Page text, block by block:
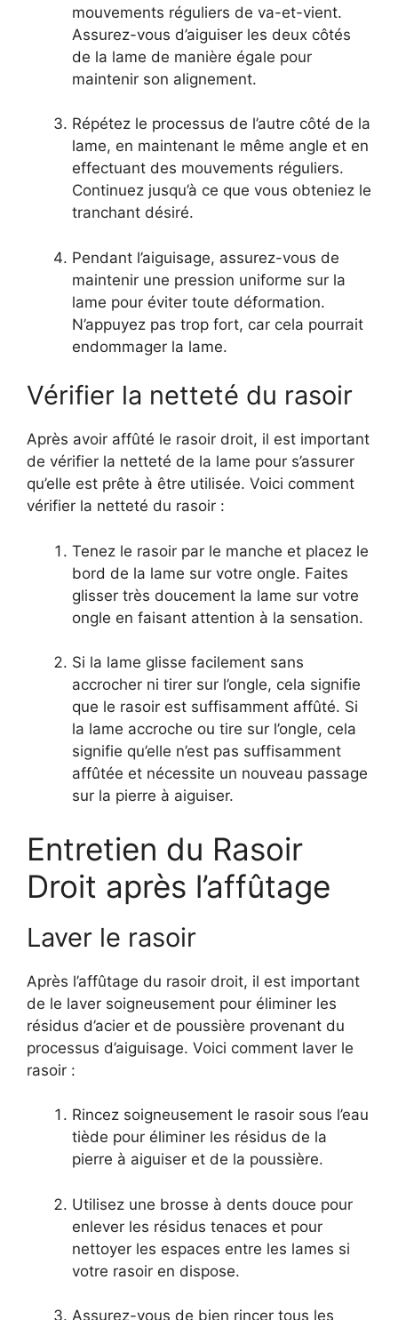
mouvements réguliers de va-et-vient.
Assurez-vous d’aiguiser les deux côtés
de la lame de manière égale pour
maintenir son alignement.
Répétez le processus de l’autre côté de la
lame, en maintenant le même angle et en
effectuant des mouvements réguliers.
Continuez jusqu’à ce que vous obteniez le
tranchant désiré.
Pendant l’aiguisage, assurez-vous de
maintenir une pression uniforme sur la
lame pour éviter toute déformation.
N’appuyez pas trop fort, car cela pourrait
endommager la lame.
Vérifier la netteté du rasoir
Après avoir affûté le rasoir droit, il est important
de vérifier la netteté de la lame pour s’assurer
qu’elle est prête à être utilisée. Voici comment
vérifier la netteté du rasoir :
Tenez le rasoir par le manche et placez le
bord de la lame sur votre ongle. Faites
glisser très doucement la lame sur votre
ongle en faisant attention à la sensation.
Si la lame glisse facilement sans
accrocher ni tirer sur l’ongle, cela signifie
que le rasoir est suffisamment affûté. Si
la lame accroche ou tire sur l’ongle, cela
signifie qu’elle n’est pas suffisamment
affûtée et nécessite un nouveau passage
sur la pierre à aiguiser.
Entretien du Rasoir
Droit après l’affûtage
Laver le rasoir
Après l’affûtage du rasoir droit, il est important
de le laver soigneusement pour éliminer les
résidus d’acier et de poussière provenant du
processus d’aiguisage. Voici comment laver le
rasoir :
Rincez soigneusement le rasoir sous l’eau
tiède pour éliminer les résidus de la
pierre à aiguiser et de la poussière.
Utilisez une brosse à dents douce pour
enlever les résidus tenaces et pour
nettoyer les espaces entre les lames si
votre rasoir en dispose.
Assurez-vous de bien rincer tous les